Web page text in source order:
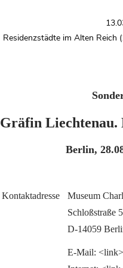
Residenzstädte im Alten Reich
Gräfin Liechtenau.
Berlin,
Kontaktadresse
Museum
Schloßstraße
D-14059
E-Mail: